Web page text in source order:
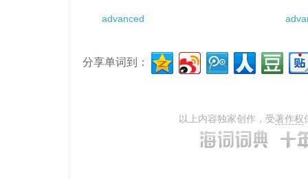
advanced
分享单词到：
以上内容独家创作，受著作权